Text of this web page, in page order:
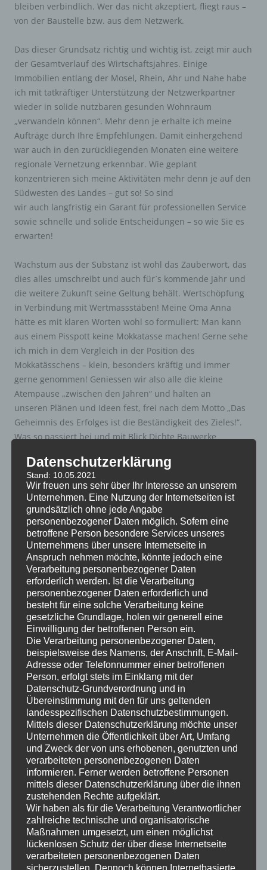
bleiben verbindlich. Wer das nicht akzeptiert, fliegt raus –
von der Baustelle bzw. aus dem Netzwerk.
Das dieser Grundsatz richtig und wichtig ist, zeigt mir auch
der Gesamtverlauf des Wirtschaftsjahres. Einige
Immobilien entlang der Mosel, Rhein, Ahr und Nahe habe
ich mit tatkräftiger Unterstützung der Netzwerkpartner
wieder in solide nutzbaren gesunden Wohnraum
„verwandeln können“. Mehr denn je erhalte ich meine
Aufträge durch Ihre Empfehlungen. Damit einhergehend
war auch in den zurückliegenden Monaten eine weitere
regionale Vernetzung erkennbar. Wie geplant
konzentrieren sich meine Aktivitäten mehr denn je auf den
Südwesten des Landes – gut so! So sind
wir auch langfristig ein Garant für professionellen Service
sowie schnelle und solide Entscheidungen – so wie Sie es
erwarten!
Wachstum aus der Substanz ist wohl das Zauberwort, das
dies alles umschreibt und auch für´s kommende Jahr und
die weitere Zukunft seine Geltung behält. Wertschöpfung
in Verbindung mit Wertmassstäben! Meine Oma Anna
hätte es mit klaren Worten wohl so formuliert: Man kann
aus einem Pisspott keine Mokkatasse machen! Gerne sehe
ich mich in dem Vergleich in der Position des
Mokkatässchens – klein, besonders kräftig und immer
gerne genommen! Geniessen wir also alle die kleine
Atempause „zwischen den Jahren“ und halten an
unseren Plänen und Ideen fest, frei nach dem Motto „Das
Geheimnis des Erfolges ist die Beständigkeit des Zieles!“.
Was so passiert bei und mit Blick Dichte Bauwerke
meiner Internetseite.
So – nun ist er fertig, der letzte Blogbeitrag des Jahres 2018.
Gerne möchte ich an der Stelle Wilhelm Busch zitieren:
Will das Glück nach seinem Sinn
dir was Gutes schenken,
sage dank und nimm es hin
ohne viel Bedenken.
Jede Gabe sei begrüsst,
doch vor allen Dingen
das, worum du dich bemühst
möge dir gelingen.
Ich werde nun zufrieden ein paar Tage Pause machen – ab
Montag den 07. Januar bin ich wieder für Sie erreichbar. Ihnen
möchte ich an dieser Stelle herzlich danken für das Vertrauen
und die angenehme Zusammenarbeit im zurückliegenden Jahr.
Ihnen allen einen guten Rutsch und viel Glück in 2019!
Besten Gruß aus Daun und bis bald
Wolfgang Blick
Datenschutzerklärung
Stand: 10.05.2021
Wir freuen uns sehr über Ihr Interesse an unserem
Unternehmen. Eine Nutzung der Internetseiten ist
grundsätzlich ohne jede Angabe
personenbezogener Daten möglich. Sofern eine
betroffene Person besondere Services unseres
Unternehmens über unsere Internetseite in
Anspruch nehmen möchte, könnte jedoch eine
Verarbeitung personenbezogener Daten
erforderlich werden. Ist die Verarbeitung
personenbezogener Daten erforderlich und
besteht für eine solche Verarbeitung keine
gesetzliche Grundlage, holen wir generell eine
Einwilligung der betroffenen Person ein.
Die Verarbeitung personenbezogener Daten,
beispielsweise des Namens, der Anschrift, E-Mail-
Adresse oder Telefonnummer einer betroffenen
Person, erfolgt stets im Einklang mit der
Datenschutz-Grundverordnung und in
Übereinstimmung mit den für uns geltenden
landesspezifischen Datenschutzbestimmungen.
Mittels dieser Datenschutzerklärung möchte unser
Unternehmen die Öffentlichkeit über Art, Umfang
und Zweck der von uns erhobenen, genutzten und
verarbeiteten personenbezogenen Daten
informieren. Ferner werden betroffene Personen
mittels dieser Datenschutzerklärung über die ihnen
zustehenden Rechte aufgeklärt.
Wir haben als für die Verarbeitung Verantwortlicher
zahlreiche technische und organisatorische
Maßnahmen umgesetzt, um einen möglichst
lückenlosen Schutz der über diese Internetseite
verarbeiteten personenbezogenen Daten
sicherzustellen. Dennoch können Internetbasierte